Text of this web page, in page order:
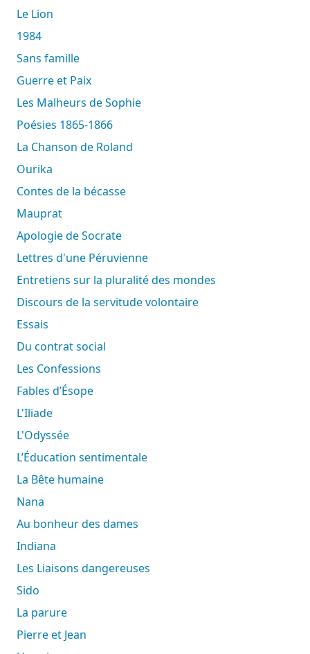
Le Lion
1984
Sans famille
Guerre et Paix
Les Malheurs de Sophie
Poésies 1865-1866
La Chanson de Roland
Ourika
Contes de la bécasse
Mauprat
Apologie de Socrate
Lettres d'une Péruvienne
Entretiens sur la pluralité des mondes
Discours de la servitude volontaire
Essais
Du contrat social
Les Confessions
Fables d’Ésope
L'Iliade
L'Odyssée
L’Éducation sentimentale
La Bête humaine
Nana
Au bonheur des dames
Indiana
Les Liaisons dangereuses
Sido
La parure
Pierre et Jean